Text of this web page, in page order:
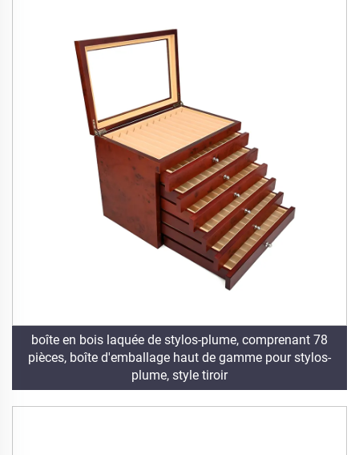
boîte en bois laquée de stylos-plume, comprenant 78
pièces, boîte d'emballage haut de gamme pour stylos-
plume, style tiroir